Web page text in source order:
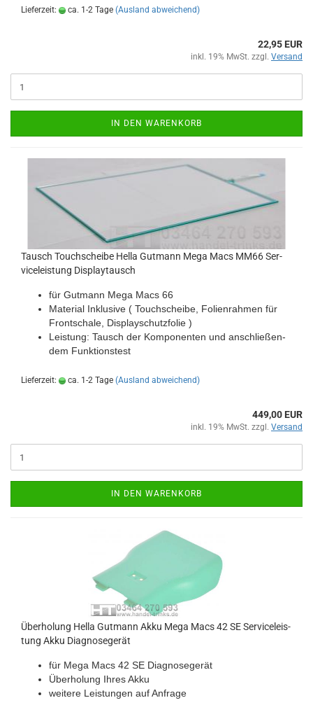
Lieferzeit: ca. 1-2 Tage (Ausland abweichend)
22,95 EUR
inkl. 19% MwSt. zzgl. Versand
IN DEN WARENKORB
Tausch Touch­schei­be Hella Gut­mann Mega Macs MM66 Ser­
vice­leis­tung Dis­play­tausch
für Gut­mann Mega Macs 66
Ma­te­ri­al In­klu­si­ve ( Touch­schei­be, Fo­li­en­rah­men für
Front­scha­le, Dis­play­schutz­fo­lie )
Leis­tung: Tausch der Kom­po­nen­ten und an­schlie­ßen­
dem Funk­ti­ons­test
Lieferzeit: ca. 1-2 Tage (Ausland abweichend)
449,00 EUR
inkl. 19% MwSt. zzgl. Versand
IN DEN WARENKORB
Über­ho­lung Hella Gut­mann Akku Mega Macs 42 SE Ser­vice­leis­
tung Akku Dia­gno­se­ge­rät
für Mega Macs 42 SE Dia­gno­se­ge­rät
Über­ho­lung Ihres Akku
wei­te­re Leis­tun­gen auf An­fra­ge